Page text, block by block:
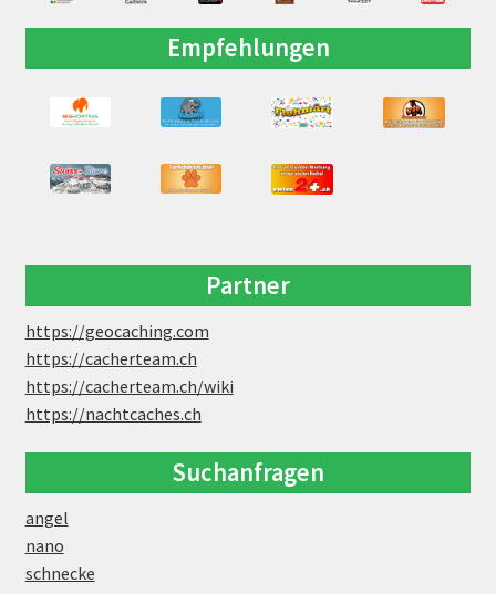
Empfehlungen
Partner
https://geocaching.com
https://cacherteam.ch
https://cacherteam.ch/wiki
https://nachtcaches.ch
Suchanfragen
angel
nano
schnecke